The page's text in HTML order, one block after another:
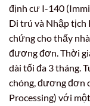
định cư I-140
Di trú và Nhập tịch
chứng cho thấy
đương đơn. Thời
dài tối đa 3 tháng.
chóng, đương đơn
Processing) với